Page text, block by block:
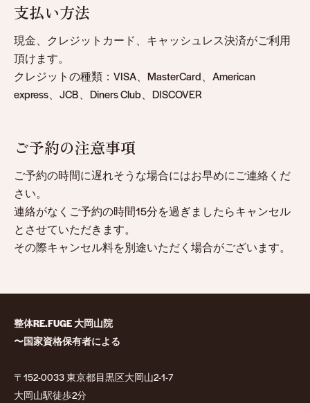
支払い方法
現金、クレジットカード、キャッシュレス決済がご利用
頂けます。
クレジットの種類：VISA、MasterCard、American
express、JCB、Diners Club、DISCOVER
ご予約の注意事項
ご予約の時間に遅れそうな場合にはお早めにご連絡くだ
さい。
連絡がなくご予約の時間15分を過ぎましたらキャンセル
とさせていただきます。
その際キャンセル料を別途いただく場合がございます。
整体RE.FUGE 大岡山院
〜国家資格保有者による
〒152-0033 東京都目黒区大岡山2-1-7
大岡山駅徒歩2分